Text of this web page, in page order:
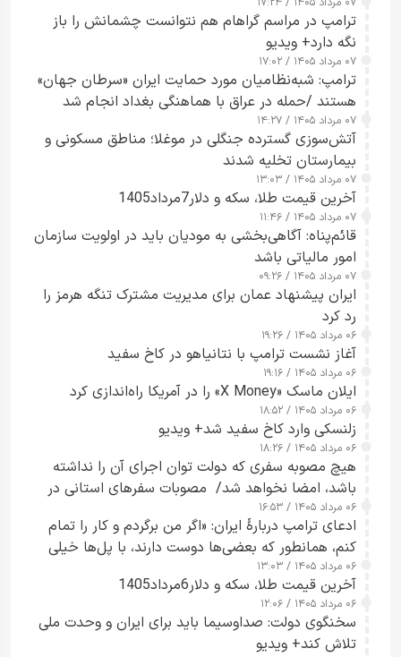
ترامپ در مراسم گراهام هم نتوانست چشمانش را باز
نگه دارد+ ویدیو
۰۷ مرداد ۱۴۰۵ / ۱۷:۰۲
ترامپ: شبه‌نظامیان مورد حمایت ایران «سرطان جهان»
هستند /حمله در عراق با هماهنگی بغداد انجام شد
۰۷ مرداد ۱۴۰۵ / ۱۴:۲۷
آتش‌سوزی گسترده جنگلی در موغلا؛ مناطق مسکونی و
بیمارستان تخلیه شدند
۰۷ مرداد ۱۴۰۵ / ۱۳:۰۳
آخرین قیمت طلا، سکه و دلار7مرداد1405
۰۷ مرداد ۱۴۰۵ / ۱۱:۴۶
قائم‌پناه: آگاهی‌بخشی به مودیان باید در اولویت سازمان
امور مالیاتی باشد
۰۷ مرداد ۱۴۰۵ / ۰۹:۲۶
ایران پیشنهاد عمان برای مدیریت مشترک تنگه هرمز را
رد کرد
۰۶ مرداد ۱۴۰۵ / ۱۹:۲۶
آغاز نشست ترامپ با نتانیاهو در کاخ سفید
۰۶ مرداد ۱۴۰۵ / ۱۹:۱۶
ایلان ماسک «X Money» را در آمریکا راه‌اندازی کرد
۰۶ مرداد ۱۴۰۵ / ۱۸:۵۲
زلنسکی وارد کاخ سفید شد+ ویدیو
۰۶ مرداد ۱۴۰۵ / ۱۸:۲۶
هیچ مصوبه سفری که دولت توان اجرای آن را نداشته
باشد، امضا نخواهد شد/ مصوبات سفرهای استانی در
چارچوب قانون بودجه است+ عکس
۰۶ مرداد ۱۴۰۵ / ۱۶:۵۳
ادعای ترامپ دربارهٔ ایران: «اگر من برگردم و کار را تمام
کنم، همانطور که بعضی‌ها دوست دارند، با پل‌ها خیلی
راحت می‌توانم بیشتر پل‌هایشان را در کمتر از یک
ساعت از بین ببرم+ ویدیو
۰۶ مرداد ۱۴۰۵ / ۱۳:۰۳
آخرین قیمت طلا، سکه و دلار6مرداد1405
۰۶ مرداد ۱۴۰۵ / ۱۲:۰۶
سخنگوی دولت: صداوسیما باید برای ایران و وحدت ملی
تلاش کند+ ویدیو